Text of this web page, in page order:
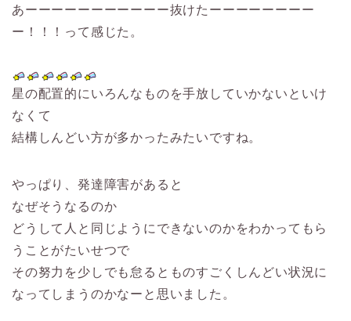
あーーーーーーーーーーー抜けたーーーーーーーー
ー！！！って感じた。
星の配置的にいろんなものを手放していかないといけ
なくて
結構しんどい方が多かったみたいですね。
やっぱり、発達障害があると
なぜそうなるのか
どうして人と同じようにできないのかをわかってもら
うことがたいせつで
その努力を少しでも怠るとものすごくしんどい状況に
なってしまうのかなーと思いました。